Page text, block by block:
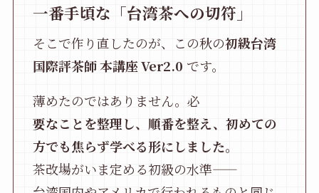
一番手頃な「台湾茶への切符」
そこで作り直したのが、この秋の初級台湾
国際評茶師 本講座 Ver2.0 です。
薄めたのではありません。必
要なことを整理し、順番を整え、初めての
方でも焦らず学べる形にしました。
茶改場がいま定める初級の水準——